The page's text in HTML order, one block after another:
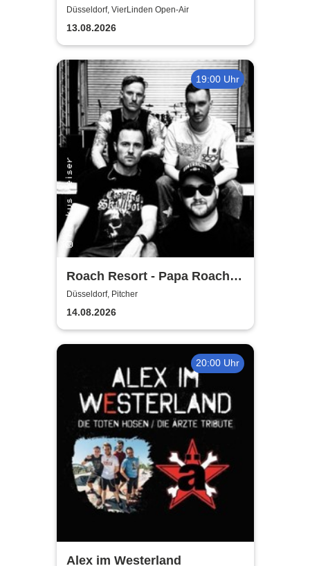
Band
Düsseldorf, VierLinden Open-Air
13.08.2026
19:00 Uhr
Roach Resort - Papa Roach
Tribute
Düsseldorf, Pitcher
14.08.2026
20:00 Uhr
Alex im Westerland